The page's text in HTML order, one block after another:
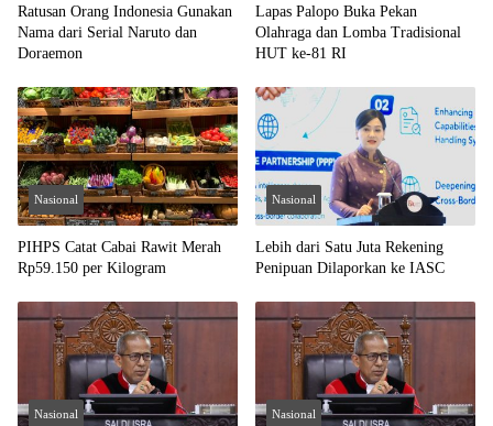
Ratusan Orang Indonesia Gunakan
Nama dari Serial Naruto dan
Doraemon
Lapas Palopo Buka Pekan
Olahraga dan Lomba Tradisional
HUT ke-81 RI
Nasional
PIHPS Catat Cabai Rawit Merah
Rp59.150 per Kilogram
Nasional
Lebih dari Satu Juta Rekening
Penipuan Dilaporkan ke IASC
Nasional Nasional